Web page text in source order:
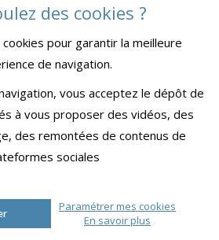
ANNONCEUR
UN ÉVENEMNT
CGV
LÉGALES
CONFIDENTIALITÉ
© MKSport
passion par
Pure Illusion
des cookies ?
pour garantir la meilleure
de navigation.
vous acceptez le dépôt de
à vous proposer des vidéos, des
des remontées de contenus de
sociales
Paramétrer mes cookies
En savoir plus